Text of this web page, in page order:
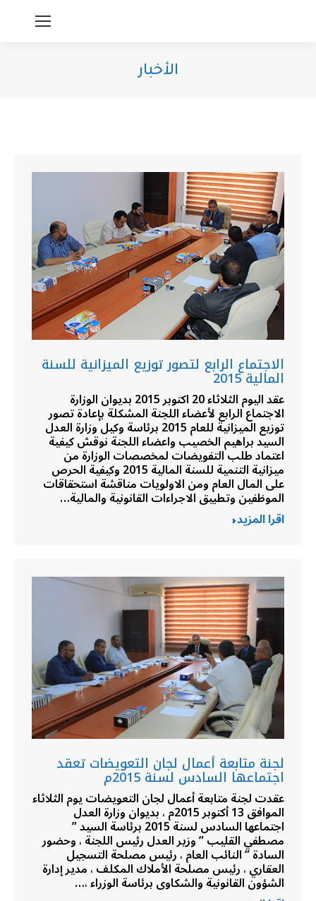
الأخبار
الاجتماع الرابع لتصور توزيع الميزانية للسنة
المالية 2015
عقد اليوم الثلاثاء 20 اكتوبر 2015 بديوان الوزارة
الاجتماع الرابع لأعضاء اللجنة المشكلة بإعادة تصور
توزيع الميزانية للعام 2015 برئاسة وكيل وزارة العدل
السيد براهيم الخصيب واعضاء اللجنة نوقش كيفية
اعتماد طلب التفويضات لمخصصات الوزارة من
ميزانية التنمية للسنة المالية 2015 وكيفية الحرص
على المال العام ومن الاولويات مناقشة استحقاقات
الموظفين وتطبيق الاجراءات القانونية والمالية…
اقرا المزيد
لجنة متابعة أعمال لجان التعويضات تعقد
اجتماعها السادس لسنة 2015م
عقدت لجنة متابعة أعمال لجان التعويضات يوم الثلاثاء
الموافق 13 أكتوبر 2015م ، بديوان وزارة العدل
اجتماعها السادس لسنة 2015 برئاسة السيد ”
مصطفي القليب ” وزير العدل رئيس اللجنة ، وحضور
السادة ” النائب العام ، رئيس مصلحة التسجيل
العقاري ، رئيس مصلحة الأملاك المكلف ، مدير إدارة
الشؤون القانونية والشكاوى برئاسة الوزراء ،…